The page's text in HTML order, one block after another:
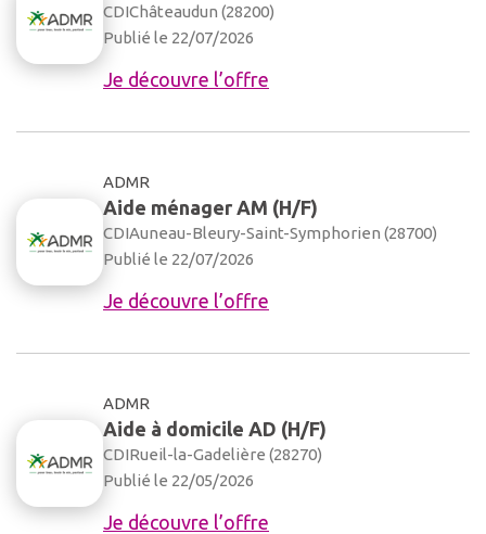
CDIChâteaudun (28200)
Publié le 22/07/2026
Je découvre l’offre
ADMR
Aide ménager AM (H/F)
CDIAuneau-Bleury-Saint-Symphorien (28700)
Publié le 22/07/2026
Je découvre l’offre
ADMR
Aide à domicile AD (H/F)
CDIRueil-la-Gadelière (28270)
Publié le 22/05/2026
Je découvre l’offre